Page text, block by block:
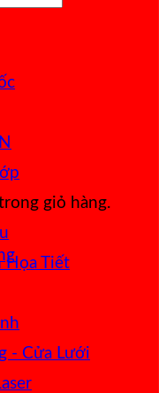
giỏ hàng.
Họa Tiết
- Cửa Lưới